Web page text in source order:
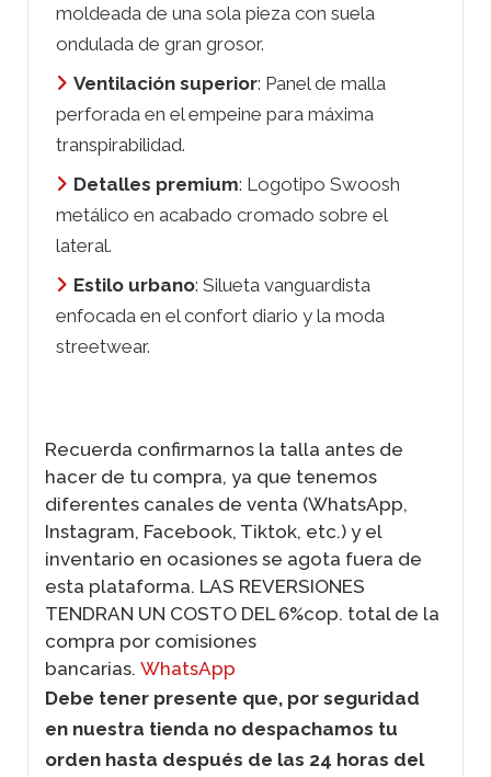
moldeada de una sola pieza con suela
ondulada de gran grosor.
Ventilación superior: Panel de malla
perforada en el empeine para máxima
transpirabilidad.
Detalles premium: Logotipo Swoosh
metálico en acabado cromado sobre el
lateral.
Estilo urbano: Silueta vanguardista
enfocada en el confort diario y la moda
streetwear.
Recuerda confirmarnos la talla antes de
hacer de tu compra, ya que tenemos
diferentes canales de venta (WhatsApp,
Instagram, Facebook, Tiktok, etc.) y el
inventario en ocasiones se agota fuera de
esta plataforma. LAS REVERSIONES
TENDRAN UN COSTO DEL 6%cop. total de la
compra por comisiones
bancarias. WhatsApp
Debe tener presente que, por seguridad
en nuestra tienda no despachamos tu
orden hasta después de las 24 horas del